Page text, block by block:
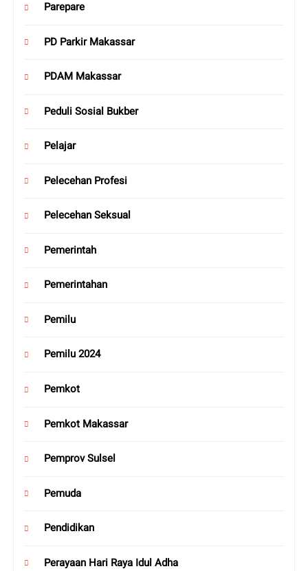
Parepare
PD Parkir Makassar
PDAM Makassar
Peduli Sosial Bukber
Pelajar
Pelecehan Profesi
Pelecehan Seksual
Pemerintah
Pemerintahan
Pemilu
Pemilu 2024
Pemkot
Pemkot Makassar
Pemprov Sulsel
Pemuda
Pendidikan
Perayaan Hari Raya Idul Adha